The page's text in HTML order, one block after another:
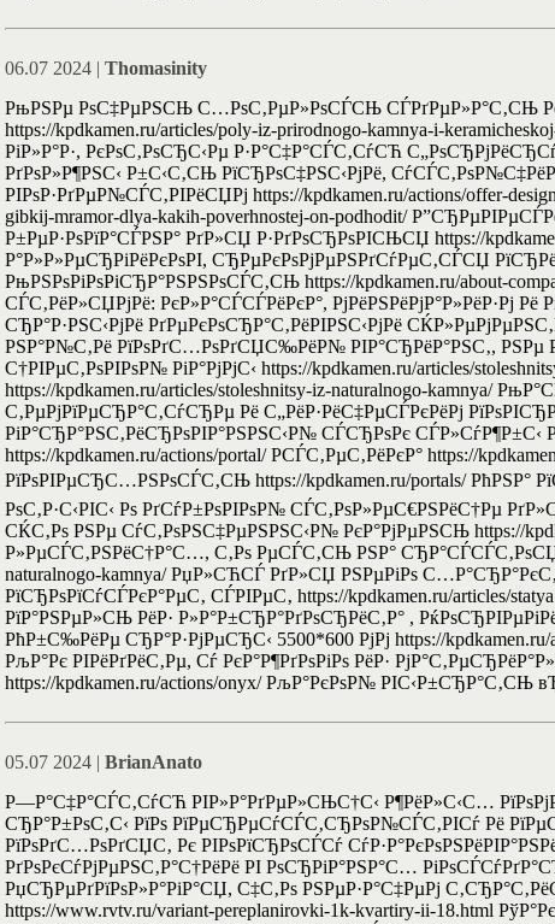
06.07 2024 | Thomasinity
РњРЅРµ РѕС‡РµРЅСЊ С…РѕС‚РµР»РѕСЃСЊ СЃРґРµР»Р°С‚СЊ
https://kpdkamen.ru/articles/poly-iz-prirodnogo-kamnya-i-
РіР»Р°Р·, РєРѕС‚РѕСЂС‹Рµ Р·Р°С‡Р°СЃС‚СѓСЋ
РґРѕР»Р¶РЅС‹ Р±С‹С‚СЊ РїСЂРѕС‡РЅС‹РјРё,
РІРѕР·РґРµР№СЃС‚РІРёСЏРј https://kpdkamen.ru/actions/offer-
gibkij-mramor-dlya-kakih-poverhnostej-on-podhodit/
Р±РµР·РѕРїР°СЃРЅР° РґР»СЏ Р·РґРѕСЂРѕРІСЊСЏ https://
Р°Р»Р»РµСЂРіРёРєРѕРІ, СЂРµРєРѕРјРµРЅРґСѓРµС‚СЃСЏ
РњРЅРѕРіРѕРіСЂР°РЅРЅРѕСЃС‚СЊ https://kpdkamen.ru/about-
СЃС‚РёР»СЏРјРё: РєР»Р°СЃСЃРёРєР°, РјРёРЅРёРјР°Р»РёР·Рј
СЂР°Р·РЅС‹РјРё РґРµРєРѕСЂР°С‚РёРІРЅС‹РјРё
РЅР°Р№С‚Рё РїРѕРґС…РѕРґСЏС‰РёР№ РІР°СЂРёР°РЅС‚, РЅРµ
С†РІРµС‚РѕРІРѕР№ РіР°РјРјС‹ https://kpdkamen.ru/articles/
https://kpdkamen.ru/articles/stoleshnitsy-iz-naturalnogo-kamnya/
С‚РµРјРїРµСЂР°С‚СѓСЂРµ Рё С„РёР·РёС‡РµСЃРєРёРј
РіР°СЂР°РЅС‚РёСЂРѕРІР°РЅРЅС‹Р№ СЃСЂРѕРє СЃР»СѓР¶Р±С‹
https://kpdkamen.ru/actions/portal/ Р­СЃС‚РµС‚РёРєР° https://
РїРѕРІРµСЂС…РЅРѕСЃС‚СЊ https://kpdkamen.ru/portals/ РћРЅР°
РѕС‚Р·С‹РІС‹ Рѕ РґСѓР±РѕРІРѕР№ СЃС‚РѕР»РµС€РЅРёС†Рµ
СЌС‚Рѕ РЅРµ СѓС‚РѕРЅС‡РµРЅРЅС‹Р№ РєР°РјРµРЅСЊ https://
Р»РµСЃС‚РЅРёС†Р°С…, С‚Рѕ РµСЃС‚СЊ РЅР°
naturalnogo-kamnya/ РџР»СЋСЃ РґР»СЏ РЅРµРіРѕ
РїСЂРѕРїСѓСЃРєР°РµС‚ СЃРІРµС‚ https://kpdkamen.ru/articles/
РїР°РЅРµР»СЊ РёР· Р»Р°Р±СЂР°РґРѕСЂРёС‚Р° ,
РћР±С‰РёРµ СЂР°Р·РјРµСЂС‹ 5500*600 РјРј https://
РљР°Рє РІРёРґРёС‚Рµ, Сѓ РєР°Р¶РґРѕРіРѕ РёР·
https://kpdkamen.ru/actions/onyx/ РљР°РєРѕР№ РІС‹Р±СЂР°С‚СЊ
05.07 2024 | BrianAnato
Р—Р°С‡Р°СЃС‚СѓСЋ РІР»Р°РґРµР»СЊС†С‹ Р¶РёР»С‹С…
СЂР°Р±РѕС‚С‹ РїРѕ РїРµСЂРµСѓСЃС‚СЂРѕР№СЃС‚РІСѓ Рё
РїРѕРґС…РѕРґСЏС‚ Рє РІРѕРїСЂРѕСЃСѓ
РґРѕРєСѓРјРµРЅС‚Р°С†РёРё РІ РѕСЂРіР°РЅР°С…
РџСЂРµРґРїРѕР»Р°РіР°СЏ, С‡С‚Рѕ РЅРµР·Р°С‡РµРј
https://www.rvtv.ru/variant-pereplanirovki-1k-kvartiry-ii-18.html